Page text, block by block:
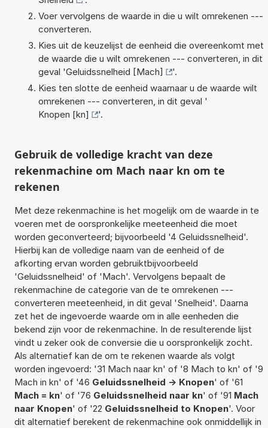
Voer vervolgens de waarde in die u wilt omrekenen ---
converteren.
Kies uit de keuzelijst de eenheid die overeenkomt met
de waarde die u wilt omrekenen --- converteren, in dit
geval 'Geluidssnelheid [Mach]
'.
Kies ten slotte de eenheid waarnaar u de waarde wilt
omrekenen --- converteren, in dit geval '
Knopen [kn]
'.
Gebruik de volledige kracht van deze
rekenmachine om Mach naar kn om te
rekenen
Met deze rekenmachine is het mogelijk om de waarde in te
voeren met de oorspronkelijke meeteenheid die moet
worden geconverteerd; bijvoorbeeld '4 Geluidssnelheid'.
Hierbij kan de volledige naam van de eenheid of de
afkorting ervan worden gebruiktbijvoorbeeld
'Geluidssnelheid' of 'Mach'. Vervolgens bepaalt de
rekenmachine de categorie van de te omrekenen ---
converteren meeteenheid, in dit geval 'Snelheid'. Daarna
zet het de ingevoerde waarde om in alle eenheden die
bekend zijn voor de rekenmachine. In de resulterende lijst
vindt u zeker ook de conversie die u oorspronkelijk zocht.
Als alternatief kan de om te rekenen waarde als volgt
worden ingevoerd: '31 Mach naar kn' of '8 Mach to kn' of '9
Mach in kn' of '46 Geluidssnelheid -> Knopen' of '61
Mach = kn' of '76 Geluidssnelheid naar kn' of '91 Mach
naar Knopen' of '22 Geluidssnelheid to Knopen'. Voor
dit alternatief berekent de rekenmachine ook onmiddellijk in